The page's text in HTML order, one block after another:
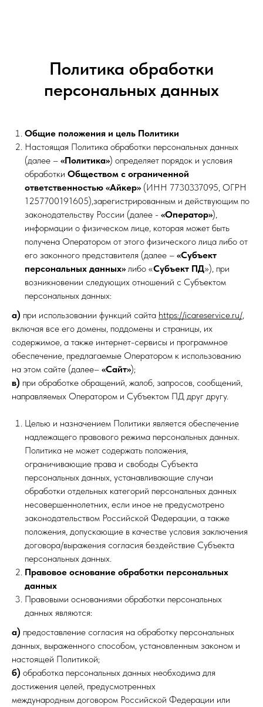
Политика обработки
персональных данных
Общие положения и цель Политики
Настоящая Политика обработки персональных данных
(далее – «Политика») определяет порядок и условия
обработки Обществом с ограниченной
ответственностью «Айкер» (ИНН 7730337095, ОГРН
1257700191605),зарегистрированным и действующим по
законодательству России (далее - «Оператор»),
информации о физическом лице, которая может быть
получена Оператором от этого физического лица либо от
его законного представителя (далее – «Субъект
персональных данных» либо «Субъект ПД»), при
возникновении следующих отношений с Субъектом
персональных данных:
а) при использовании функций сайта https://icareservice.ru/,
включая все его домены, поддомены и страницы, их
содержимое, а также интернет-сервисы и программное
обеспечение, предлагаемые Оператором к использованию
на этом сайте (далее– «Сайт»);
в) при обработке обращений, жалоб, запросов, сообщений,
направляемых Оператором и Субъектом ПД друг другу.
Целью и назначением Политики является обеспечение
надлежащего правового режима персональных данных.
Политика не может содержать положения,
ограничивающие права и свободы Субъекта
персональных данных, устанавливающие случаи
обработки отдельных категорий персональных данных
несовершеннолетних, если иное не предусмотрено
законодательством Российской Федерации, а также
положения, допускающие в качестве условия заключения
договора/выражения согласия бездействие Субъекта
персональных данных.
Правовое основание обработки персональных
данных
Правовыми основаниями обработки персональных
данных являются:
а) предоставление согласия на обработку персональных
данных, выраженного способом, установленным законом и
настоящей Политикой;
б) обработка персональных данных необходима для
достижения целей, предусмотренных
международным договором Российской Федерации или